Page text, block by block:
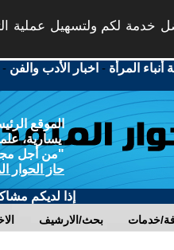
خدمة لكم ولتسهيل عملية
أنباء المرأة - اخبار الأدب والفن
الموقع
يسارية،
"من أجل
حاز الحوار
إذا لديكم
بحث/الارشيف خدمات